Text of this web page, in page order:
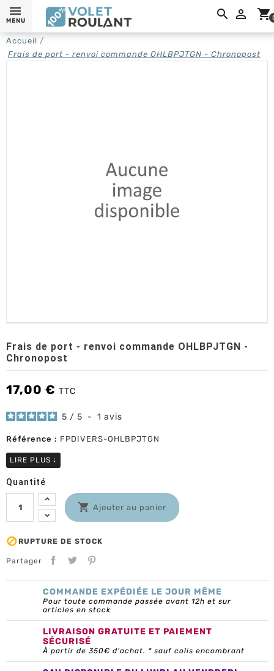
 shopping_cart
MENU
Accueil
Frais de port - renvoi commande OHLBPJTGN - Chronopost
Frais de port - renvoi commande OHLBPJTGN -
Chronopost
17,00 € TTC
5 / 5 - 1 avis
Référence : FPDIVERS-OHLBPJTGN
LIRE PLUS ↓
Quantité
 Ajouter au panier
RUPTURE DE STOCK
Partager
COMMANDE EXPÉDIÉE LE JOUR MÊME
Pour toute commande passée avant 12h et sur
articles en stock
LIVRAISON GRATUITE ET PAIEMENT
SÉCURISÉ
À partir de 350€ d’achat. * sauf colis encombrant